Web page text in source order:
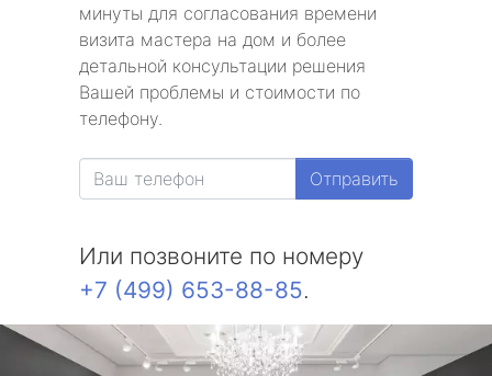
минуты для согласования времени
визита мастера на дом и более
детальной консультации решения
Вашей проблемы и стоимости по
телефону.
Отправить
Или позвоните по номеру
+7 (499) 653-88-85.